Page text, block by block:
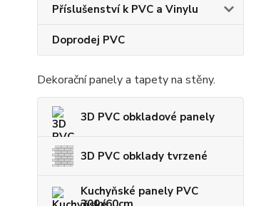
Příslušenství k PVC a Vinylu
Doprodej PVC
Dekorační panely a tapety na stěny.
3D PVC obkladové panely
3D PVC obklady tvrzené
Kuchyňské panely PVC